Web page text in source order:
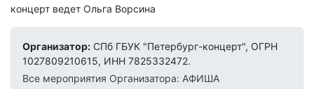
концерт ведет Ольга Ворсина
Организатор: СПб ГБУК "Петербург-концерт", ОГРН
1027809210615, ИНН 7825332472.
Все мероприятия Организатора: АФИША